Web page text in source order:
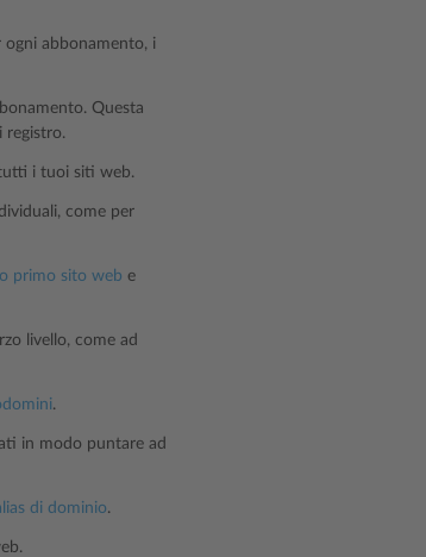
ogni abbonamento, i
Questa
registro.
i tuoi siti web.
come per
primo sito web e
livello, come ad
.
in modo puntare ad
di dominio.